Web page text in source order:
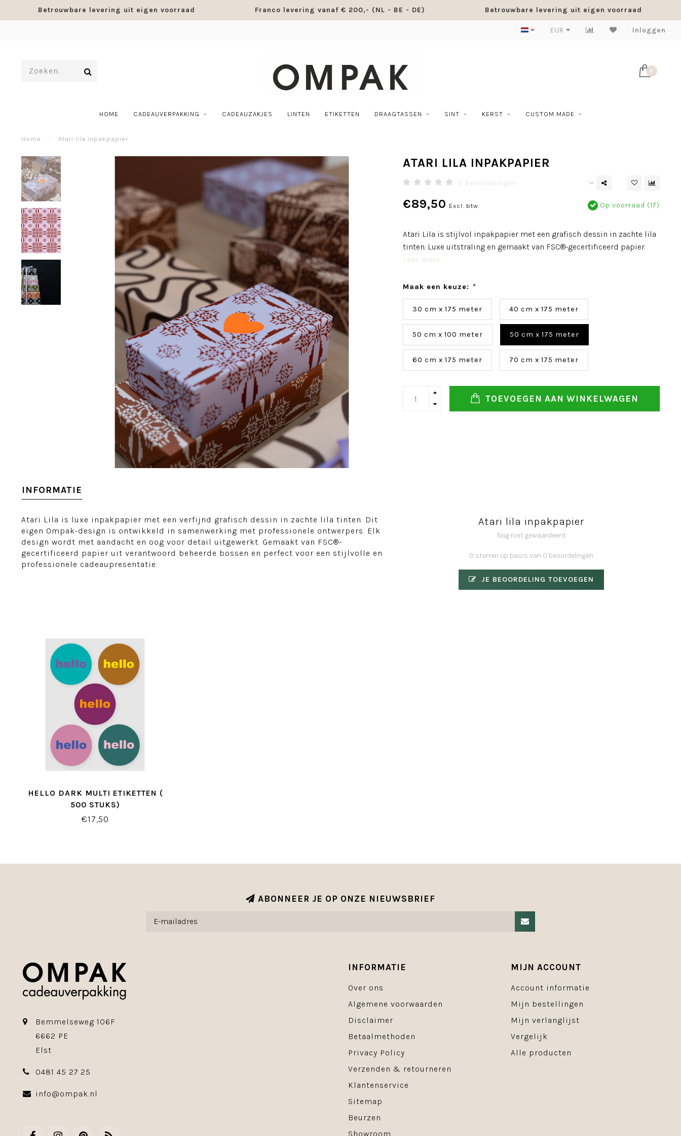
Betrouwbare levering uit eigen voorraad Franco levering vanaf € 200,- (NL - BE - DE) Betrouwbare levering uit eigen voorraad
EUR Inloggen
0
HOME CADEAUVERPAKKING CADEAUZAKJES LINTEN ETIKETTEN DRAAGTASSEN SINT KERST CUSTOM MADE
Home / Atari lila inpakpapier
ATARI LILA INPAKPAPIER
0 beoordelingen
€89,50 Excl. btw Op voorraad (17)
Atari Lila is stijlvol inpakpapier met een grafisch dessin in zachte lila
tinten. Luxe uitstraling en gemaakt van FSC®-gecertificeerd papier.
Lees meer..
Maak een keuze: *
30 cm x 175 meter 40 cm x 175 meter
50 cm x 100 meter 50 cm x 175 meter
60 cm x 175 meter 70 cm x 175 meter
TOEVOEGEN AAN WINKELWAGEN
INFORMATIE
Atari Lila is luxe inpakpapier met een verfijnd grafisch dessin in zachte lila tinten. Dit
eigen Ompak-design is ontwikkeld in samenwerking met professionele ontwerpers. Elk
design wordt met aandacht en oog voor detail uitgewerkt. Gemaakt van FSC®-
gecertificeerd papier uit verantwoord beheerde bossen en perfect voor een stijlvolle en
professionele cadeaupresentatie.
Atari lila inpakpapier
Nog niet gewaardeerd
0 sterren op basis van 0 beoordelingen
JE BEOORDELING TOEVOEGEN
HELLO DARK MULTI ETIKETTEN (
500 STUKS)
€17,50
ABONNEER JE OP ONZE NIEUWSBRIEF
Bemmelseweg 106F
6662 PE
Elst
0481 45 27 25
info@ompak.nl
INFORMATIE
Over ons
Algemene voorwaarden
Disclaimer
Betaalmethoden
Privacy Policy
Verzenden & retourneren
Klantenservice
Sitemap
Beurzen
Showroom
MIJN ACCOUNT
Account informatie
Mijn bestellingen
Mijn verlanglijst
Vergelijk
Alle producten